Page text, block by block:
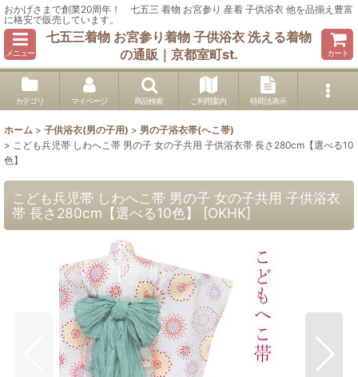
おかげさまで創業20周年！ 七五三 着物 お宮参り 産着 子供浴衣 他を品揃え豊富
に格安で販売しています。
メニュー
七五三着物 お宮参り着物 子供浴衣 洗える着物
の通販｜京都室町st.
カート
カテゴリ マイページ 商品検索 ご利用案内 特商法表示
ホーム > 子供浴衣(男の子用) > 男の子浴衣帯(へこ帯)
> こども兵児帯 しわへこ帯 男の子 女の子共用 子供浴衣帯 長さ280cm【選べる10
色】
こども兵児帯 しわへこ帯 男の子 女の子共用 子供浴衣
帯 長さ280cm【選べる10色】
[OKHK]